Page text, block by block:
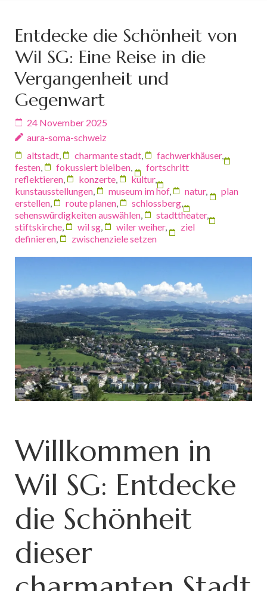
Entdecke die Schönheit von
Wil SG: Eine Reise in die
Vergangenheit und
Gegenwart
24 November 2025
aura-soma-schweiz
altstadt
charmante stadt fachwerkhäuser,
festen
fokussiert bleiben
fortschritt
reflektieren
konzerte kultur,
kunstausstellungen
museum im hof, natur,
plan
erstellen
route planen schlossberg
sehenswürdigkeiten auswählen
stadttheater,
stiftskirche
wil sg wiler weiher,
ziel
definieren
zwischenziele setzen
Willkommen in
Wil SG: Entdecke
die Schönheit
dieser